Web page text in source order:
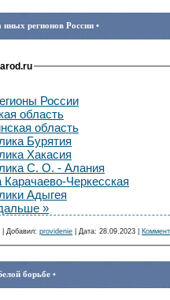
иных регионов России •
России
область
область
Бурятия
Хакасия
С. О. - Алания
Карачаево-Черкесская
Адыгея
»
Добавил: providenie Дата: 28.09.2023
борьбе •